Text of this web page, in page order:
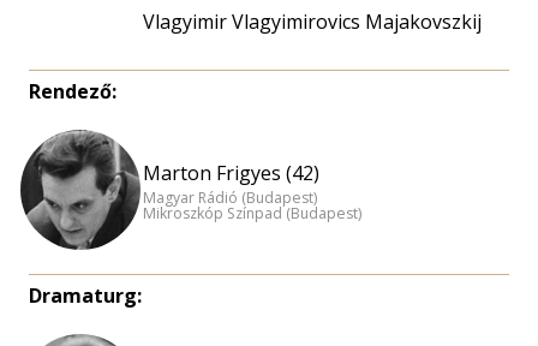
Vlagyimir Vlagyimirovics Majakovszkij
Rendező:
Marton Frigyes (42)
Magyar Rádió (Budapest)
Mikroszkóp Színpad (Budapest)
Dramaturg: